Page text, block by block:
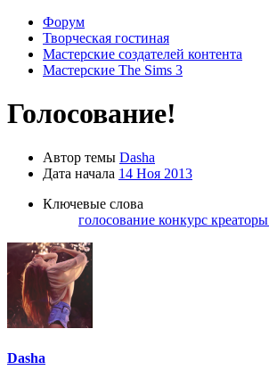
Форум
Творческая гостиная
Мастерские создателей контента
Мастерские The Sims 3
Голосование!
Автор темы Dasha
Дата начала 14 Ноя 2013
Ключевые слова
голосование конкурс креаторы
Dasha